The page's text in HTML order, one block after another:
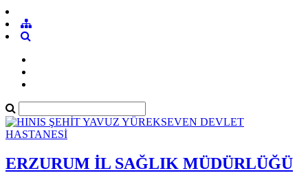
ERZURUM İL SAĞLIK MÜDÜRLÜĞÜ